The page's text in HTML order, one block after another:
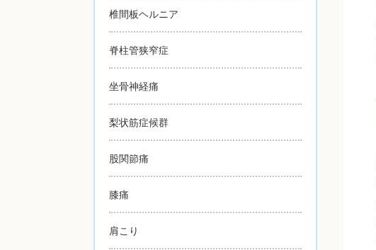
椎間板ヘルニア
脊柱管狭窄症
坐骨神経痛
梨状筋症候群
股関節痛
膝痛
肩こり